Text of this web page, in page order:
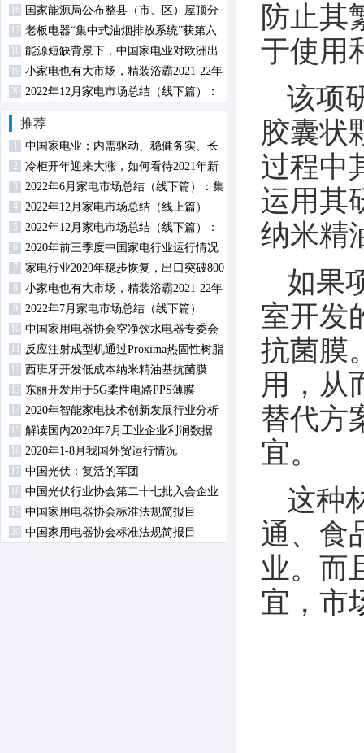
冰箱冰柜销额同比下降
16
国家能源局公布整县（市、区）屋顶分
布式光伏开发试点名单
17 老板电器“集中式油烟排放系统”获第六
届中国设计智造大奖金奖
18 能源短缺背景下，中国家电业对欧洲出
口分析
19 小家电也有大市场，精装浴霸2021-22年
规模配套超700万
20 2022年12月家电市场总结（线下篇）：
冰洗空冷规模均下降
推荐
中国家电业：内需驱动、稳健务实、长
期向好
2
冷柜开年迎来大涨，如何看待2021年新
趋势？
3
2022年6月家电市场总结（线下篇）：集
成灶零售额同比上升
4 2022年12月家电市场总结（线上篇）
5
2022年12月家电市场总结（线下篇）：
冰洗空冷规模均下降
6
2020年前三季度中国家电行业运行情况
（行业及内销篇）
7
家电行业2020年稳步恢复，出口突破800
亿美元大关
8
小家电也有大市场，精装浴霸2021-22年
规模配套超700万
9 2022年7月家电市场总结（线下篇）
10 中国家用电器协会空净饮水电器专委会
2020年工作会议召开
反应注射成型机通过Proxima热固性树脂
扩大材料产品组合
12 西班牙开发低成本纳米精油基抗菌膜
13 东丽开发用于5G柔性电路PPS薄膜
14 2020年智能家电技术创新发展行业分析
会在慈溪顺利召开
15 解读国内2020年7月工业企业利润数据
16 2020年1-8月我国外贸运行情况
17 中国光伏：复活的军团
18 中国光伏行业协会第二十七批入会企业
名单
19 中国家用电器协会标准法规简报目
录-2020年第3期
20 中国家用电器协会标准法规简报目
防止其
于使用
该项
胶囊状
过程中
运用其
纳米精
如果
室开发
抗菌膜
用，从
替代方
宜。
这种
通、食
业。而
宜，市